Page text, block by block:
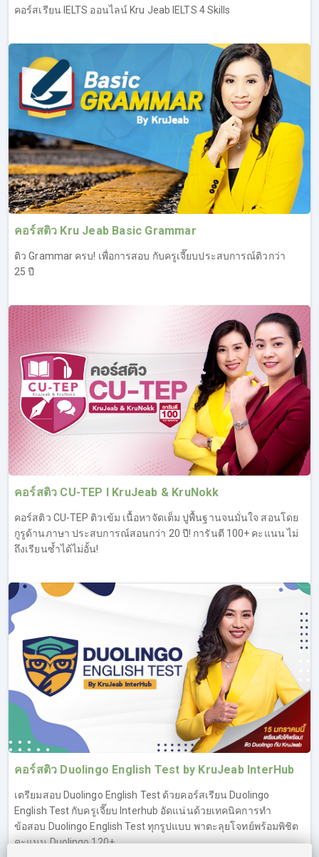
ภาพรวม และวิเคราะห์ข้อสอบ IELTS Writing รู้แนว
การเขียนระดับ Advanced
ไวยากรณ์ และศัพท์ที่จำเป็นในการเขียนเพื่ออัพคะแนนให้
สูงขึ้น
เทคนิคการเขียน สิ่งที่ควร และไม่ควรทำ
ตัวอย่างงานเขียนแต่ละแบบ พร้อมอธิบายให้เข้าใจ นำไป
ใช้ได้จริง
แบบแผนการเขียน และไอเดียในการเขียนงานให้ได้
คะแนนสูง
เจาะลึกทุกรูปแบบคำถามที่เจอในข้อสอบ IELTS Reading,
เทคนิคหาคำตอบให้ไว ไม่ต้องอ่านหมด, ตะลุยโจทย์ IELTS
Reading เหมือนจริง
เทคนิคเพียบ สำหรับติวสอบ IELTS Reading โดยเฉพาะ ผู้
เรียนจะได้รู้จักกับข้อสอบ IELTS Reading ทั้ง 2 Task และรู้
เทคนิคในการทำข้อสอบให้ทันเวลา ซึ่งเป็นอีกหนึ่งปัญหาที่พบ
บ่อยของคนทำข้อสอบ Reading ที่มักจะทำไม่ทัน ทำให้คะแนน
ไม่ถึงเกณฑ์ที่ตั้งเป้าไว้ โดยครูเจี๊ยบจะสอนให้ผู้เรียนสามารถ
ทำความเข้าใจได้อย่างง่ายดาย นอกจากเรื่องการทำข้อสอบ
ทันเวลา ก็ยังมีเทคนิคอื่นๆ อีกมากมาย เพื่อพิชิตข้อสอบโดย
เฉพาะ ที่ผ่านมาคนที่เรียน IELTS Reading ต่างยอมรับใน
เทคนิคครูเจี๊ยบว่าช่วยอัพคะแนนได้จริง และต่างชื่นชอบ
เทคนิค Reading ของครูเจี๊ยบกันมาก (ทดลองเรียน IELTS ฟรี
คอร์ส Reading ที่ลิงค์นี้
เทคนิคการทำข้อสอบ IELTS Reading
คำถามประเภท Questions & Answers
คำถามประเภท Fill in the blanks (Diagram, Table,
Information, Process)
คำถามประเภท True/False/Not Given และ Yes/No/Not
Given
คำถามประเภท Multiple Choices (1 answer, multiple
answers)
คำภามประเภท Matching (Headings/Titles, Information-
คำถามประเภท Summary Completion (มี choices, ไม่มี
choices)
IELTS Reading Passage 1
IELTS Reading Passage 2
คอร์สเรียน IELTS ออนไลน์ Kru Jeab IELTS 4 Skills
คอร์สติว Kru Jeab Basic Grammar
ติว Grammar ครบ! เพื่อการสอบ กับครูเจี๊ยบประสบการณ์ติวกว่า
25 ปี
คอร์สติว CU-TEP l KruJeab & KruNokk
คอร์สติว CU-TEP ติวเข้ม เนื้อหาจัดเต็ม ปูพื้นฐานจนมั่นใจ สอนโดย
กูรูด้านภาษา ประสบการณ์สอนกว่า 20 ปี! การันตี 100+ คะแนน ไม่
ถึงเรียนซ้ำได้ไม่อั้น!
คอร์สติว Duolingo English Test by KruJeab InterHub
เตรียมสอบ Duolingo English Test ด้วยคอร์สเรียน Duolingo
English Test กับครูเจี๊ยบ Interhub อัดแน่นด้วยเทคนิคการทำ
ข้อสอบ Duolingo English Test ทุกรูปแบบ พาตะลุยโจทย์พร้อมพิชิต
คะแนน Duolingo 120+